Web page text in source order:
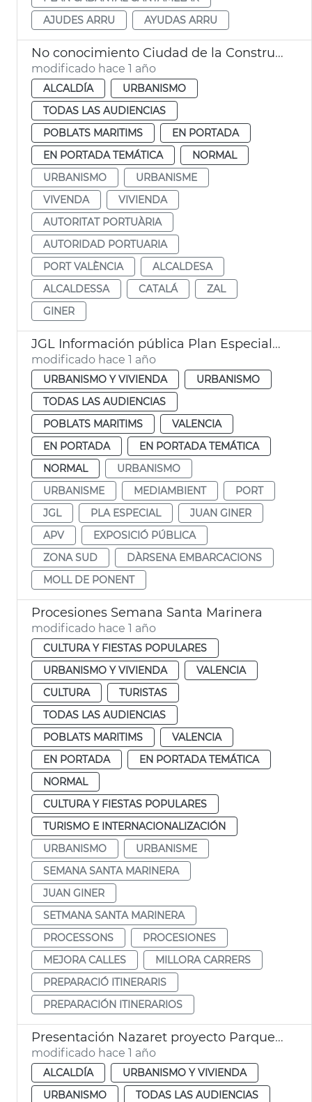
AJUDES ARRU
AYUDAS ARRU
No conocimiento Ciudad de la Construcció
modificado hace 1 año
ALCALDÍA
URBANISMO
TODAS LAS AUDIENCIAS
POBLATS MARITIMS
EN PORTADA
EN PORTADA TEMÁTICA
NORMAL
URBANISMO
URBANISME
VIVENDA
VIVIENDA
AUTORITAT PORTUÀRIA
AUTORIDAD PORTUARIA
PORT VALÈNCIA
ALCALDESA
ALCALDESSA
CATALÁ
ZAL
GINER
JGL Información pública Plan Especial Zona Sur Puerto València
modificado hace 1 año
URBANISMO Y VIVIENDA
URBANISMO
TODAS LAS AUDIENCIAS
POBLATS MARITIMS
VALENCIA
EN PORTADA
EN PORTADA TEMÁTICA
NORMAL
URBANISMO
URBANISME
MEDIAMBIENT
PORT
JGL
PLA ESPECIAL
JUAN GINER
APV
EXPOSICIÓ PÚBLICA
ZONA SUD
DÀRSENA EMBARCACIONS
MOLL DE PONENT
Procesiones Semana Santa Marinera
modificado hace 1 año
CULTURA Y FIESTAS POPULARES
URBANISMO Y VIVIENDA
VALENCIA
CULTURA
TURISTAS
TODAS LAS AUDIENCIAS
POBLATS MARITIMS
VALENCIA
EN PORTADA
EN PORTADA TEMÁTICA
NORMAL
CULTURA Y FIESTAS POPULARES
TURISMO E INTERNACIONALIZACIÓN
URBANISMO
URBANISME
SEMANA SANTA MARINERA
JUAN GINER
SETMANA SANTA MARINERA
PROCESSONS
PROCESIONES
MEJORA CALLES
MILLORA CARRERS
PREPARACIÓ ITINERARIS
PREPARACIÓN ITINERARIOS
Presentación Nazaret proyecto Parque Desembocadura
modificado hace 1 año
ALCALDÍA
URBANISMO Y VIVIENDA
URBANISMO
TODAS LAS AUDIENCIAS